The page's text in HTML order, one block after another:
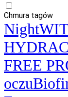
Chmura tagów
NightWIT
FREE
oczu